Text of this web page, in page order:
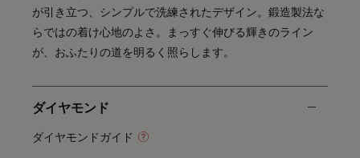
が引き立つ、シンプルで洗練されたデザイン。鍛造製法な
らではの着け心地のよさ。まっすぐ伸びる輝きのライン
が、おふたりの道を明るく照らします。
ダイヤモンド
ダイヤモンドガイド